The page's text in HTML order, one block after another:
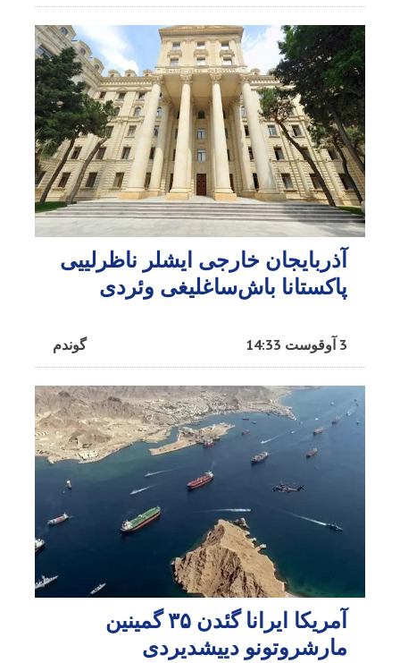
آذربایجان خارجی ایشلر ناظرلییی
پاکستانا باش‌ساغلیغی وئردی
گوندم 3 آوقوست 14:33
آمریکا ایرانا گئدن ۳۵ گمینین
مارشروتونو دییشدیردی